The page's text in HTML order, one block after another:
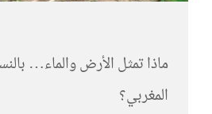
ماذا تمثل الأرض والماء…
المغربي؟